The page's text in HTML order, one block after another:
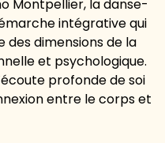
Montpellier, la danse-
intégrative qui
des dimensions de la
et psychologique.
profonde de soi
entre le corps et